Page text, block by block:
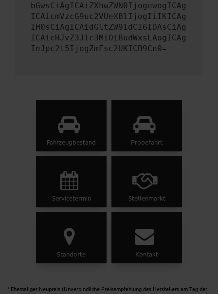
bGwsCiAgICAiZXhwZWN0IjogewogICAg
ICAicmVzcG9uc2VUeXBlIjogIiIKICAg
IH0sCiAgICAidGltZW91dCI6IDAsCiAg
ICAicHJvZ3Jlc3MiOiBudWxsLAogICAg
InJpc2t5IjogZmFsc2UKICB9Cn0=
Fahrzeugbestand Probefahrt
Servicetermin Stellenmarkt
Standorte Kontakt
1
Ehemaliger Neupreis (Unverbindliche Preisempfehlung des Herstellers am Tag der